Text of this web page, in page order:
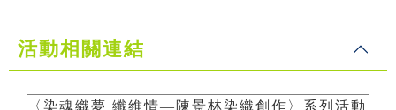
活動相關連結
〈染魂織夢 纖維情—陳景林染織創作〉系列活動